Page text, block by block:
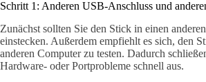
Schritt 1: Anderen USB-Anschluss und
Zunächst sollten Sie den Stick in einen
einstecken. Außerdem empfiehlt es sich, den
anderen Computer zu testen. Dadurch
Hardware- oder Portprobleme schnell aus.